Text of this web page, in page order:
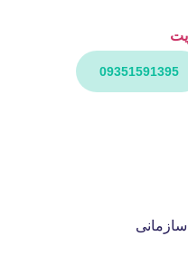
09351591395